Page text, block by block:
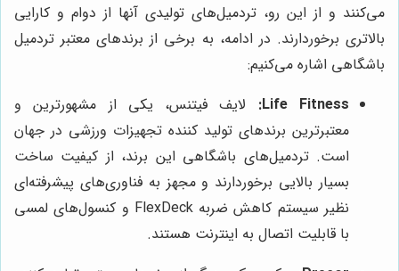
می‌کنند و از این رو، تردمیل‌های تولیدی آنها از دوام و کارایی
بالاتری برخوردارند. در ادامه، به برخی از برندهای معتبر تردمیل
باشگاهی اشاره می‌کنیم:
Life Fitness:
لایف فیتنس، یکی از مشهورترین و
معتبرترین برندهای تولید کننده تجهیزات ورزشی در جهان
است. تردمیل‌های باشگاهی این برند، از کیفیت ساخت
بسیار بالایی برخوردارند و مجهز به فناوری‌های پیشرفته‌ای
نظیر سیستم کاهش ضربه FlexDeck و کنسول‌های لمسی
با قابلیت اتصال به اینترنت هستند.